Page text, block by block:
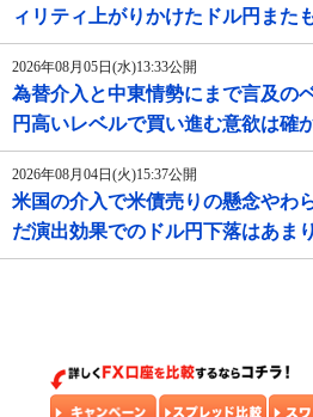
ィリティ上がりかけたドル円また
2026年08月05日(水)13:33公開
為替介入と中東情勢にまで言及の
円高いレベルで買い進む意欲は確
2026年08月04日(火)15:37公開
米国の介入で米債売りの懸念やわ
だ演出効果でのドル円下落はあま